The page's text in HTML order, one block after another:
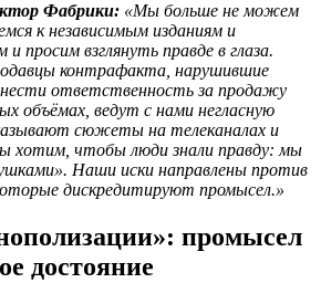
Фабрики: «Мы больше не можем
к независимым изданиям и
просим взглянуть правде в глаза.
контрафакта, нарушившие
ответственность за продажу
объёмах, ведут с нами негласную
сюжеты на телеканалах и
хотим, чтобы люди знали правду: мы
Наши иски направлены против
дискредитируют промысел.»
промысел
достояние